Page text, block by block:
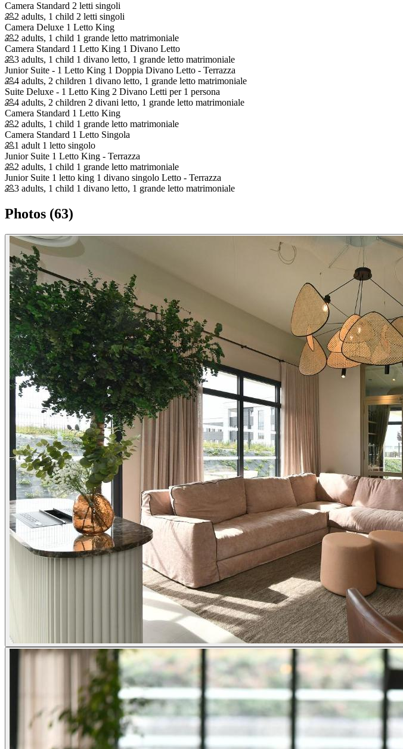
Camera Standard 2 letti singoli
2 adults, 1 child 2 letti singoli
Camera Deluxe 1 Letto King
2 adults, 1 child 1 grande letto matrimoniale
Camera Standard 1 Letto King 1 Divano Letto
3 adults, 1 child 1 divano letto, 1 grande letto matrimoniale
Junior Suite - 1 Letto King 1 Doppia Divano Letto - Terrazza
4 adults, 2 children 1 divano letto, 1 grande letto matrimoniale
Suite Deluxe - 1 Letto King 2 Divano Letti per 1 persona
4 adults, 2 children 2 divani letto, 1 grande letto matrimoniale
Camera Standard 1 Letto King
2 adults, 1 child 1 grande letto matrimoniale
Camera Standard 1 Letto Singola
1 adult 1 letto singolo
Junior Suite 1 Letto King - Terrazza
2 adults, 1 child 1 grande letto matrimoniale
Junior Suite 1 letto king 1 divano singolo Letto - Terrazza
3 adults, 1 child 1 divano letto, 1 grande letto matrimoniale
Photos (63)